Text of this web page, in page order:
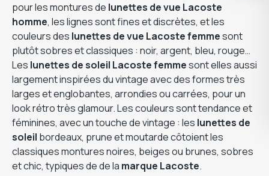
pour les montures de lunettes de vue Lacoste
homme, les lignes sont fines et discrètes, et les
couleurs des lunettes de vue Lacostefemmesont
plutôt sobres et classiques : noir, argent, bleu, rouge…
Les lunettes de soleil Lacoste femmesont elles aussi
largement inspirées du vintage avec des formes très
larges et englobantes, arrondies ou carrées, pour un
look rétro très glamour. Les couleurs sont tendance et
féminines, avec un touche de vintage : les lunettes de
soleil bordeaux, prune et moutarde côtoient les
classiques montures noires, beiges ou brunes, sobres
et chic, typiques de de la marque Lacoste.